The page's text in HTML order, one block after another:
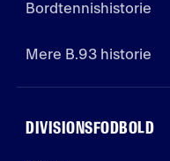
Bordtennishistorie
Mere B.93 historie
DIVISIONSFODBOLD